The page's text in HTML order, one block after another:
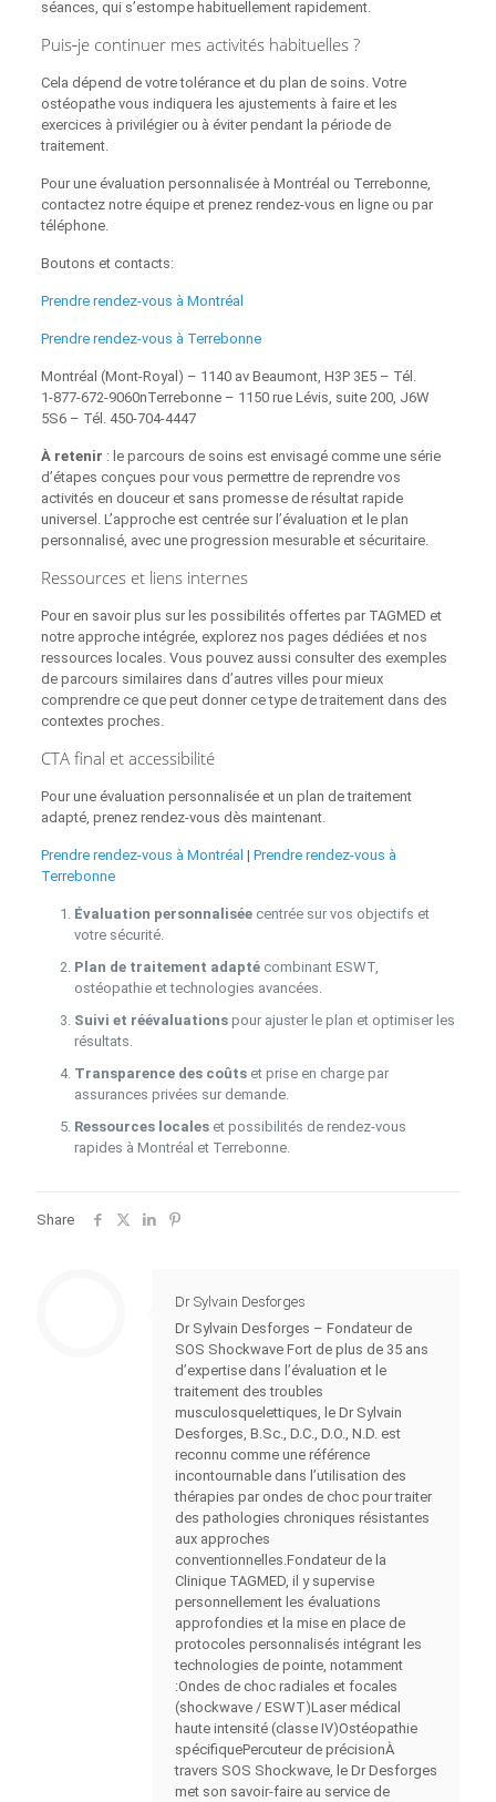
séances, qui s’estompe habituellement rapidement.
Puis‑je continuer mes activités habituelles ?
Cela dépend de votre tolérance et du plan de soins. Votre
ostéopathe vous indiquera les ajustements à faire et les
exercices à privilégier ou à éviter pendant la période de
traitement.
Pour une évaluation personnalisée à Montréal ou Terrebonne,
contactez notre équipe et prenez rendez‑vous en ligne ou par
téléphone.
Boutons et contacts:
Prendre rendez‑vous à Montréal
Prendre rendez‑vous à Terrebonne
Montréal (Mont‑Royal) – 1140 av Beaumont, H3P 3E5 – Tél.
1‑877‑672‑9060nTerrebonne – 1150 rue Lévis, suite 200, J6W
5S6 – Tél. 450‑704‑4447
À retenir : le parcours de soins est envisagé comme une série
d’étapes conçues pour vous permettre de reprendre vos
activités en douceur et sans promesse de résultat rapide
universel. L’approche est centrée sur l’évaluation et le plan
personnalisé, avec une progression mesurable et sécuritaire.
Ressources et liens internes
Pour en savoir plus sur les possibilités offertes par TAGMED et
notre approche intégrée, explorez nos pages dédiées et nos
ressources locales. Vous pouvez aussi consulter des exemples
de parcours similaires dans d’autres villes pour mieux
comprendre ce que peut donner ce type de traitement dans des
contextes proches.
CTA final et accessibilité
Pour une évaluation personnalisée et un plan de traitement
adapté, prenez rendez‑vous dès maintenant.
Prendre rendez‑vous à Montréal | Prendre rendez‑vous à
Terrebonne
Évaluation personnaliséecentrée sur vos objectifs et
votre sécurité.
Plan de traitement adaptécombinant ESWT,
ostéopathie et technologies avancées.
Suivi et réévaluationspour ajuster le plan et optimiser les
résultats.
Transparence des coûtset prise en charge par
assurances privées sur demande.
Ressources localeset possibilités de rendez‑vous
rapides à Montréal et Terrebonne.
Share
Dr Sylvain Desforges
Dr Sylvain Desforges – Fondateur de
SOS Shockwave Fort de plus de 35 ans
d’expertise dans l’évaluation et le
traitement des troubles
musculosquelettiques, le Dr Sylvain
Desforges, B.Sc., D.C., D.O., N.D. est
reconnu comme une référence
incontournable dans l’utilisation des
thérapies par ondes de choc pour traiter
des pathologies chroniques résistantes
aux approches
conventionnelles.Fondateur de la
Clinique TAGMED, il y supervise
personnellement les évaluations
approfondies et la mise en place de
protocoles personnalisés intégrant les
technologies de pointe, notamment
:Ondes de choc radiales et focales
(shockwave / ESWT)Laser médical
haute intensité (classe IV)Ostéopathie
spécifiquePercuteur de précisionÀ
travers SOS Shockwave, le Dr Desforges
met son savoir-faire au service de